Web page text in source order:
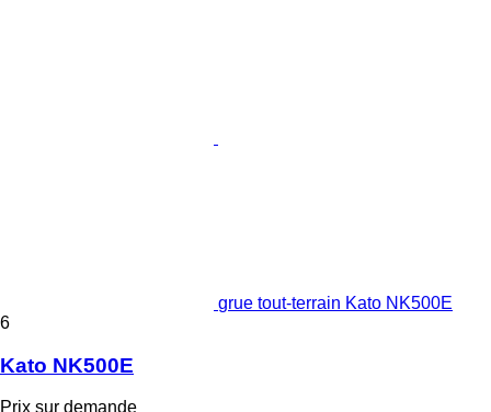
grue tout-terrain Kato NK500E
6
Kato NK500E
Prix sur demande